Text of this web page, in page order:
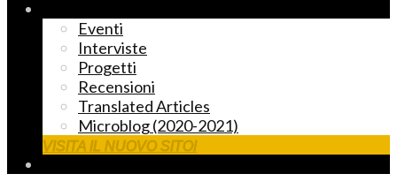
Eventi
Interviste
Progetti
Recensioni
Translated Articles
Microblog (2020-2021)
VISITA IL NUOVO SITO!